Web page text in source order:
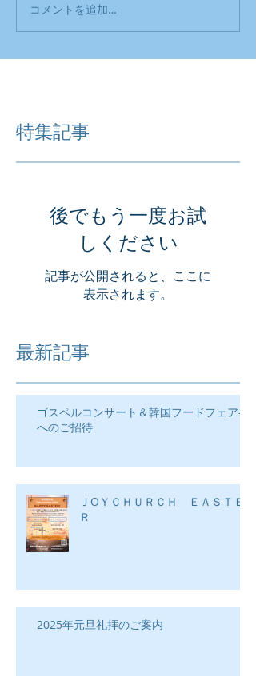
コメントを追加…
特集記事
後でもう一度お試
しください
記事が公開されると、ここに
表示されます。
最新記事
ゴスペルコンサート＆韓国フードフェア―
へのご招待
ＪOＹＣＨＵＲＣＨ ＥＡＳＴＥ
Ｒ
2025年元旦礼拝のご案内